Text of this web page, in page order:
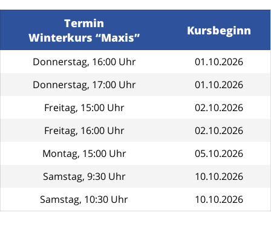
Termin
Winterkurs “Maxis”
Kursbeginn
Donnerstag, 16:00 Uhr
01.10.2026
Donnerstag, 17:00 Uhr
01.10.2026
Freitag, 15:00 Uhr
02.10.2026
Freitag, 16:00 Uhr
02.10.2026
Montag, 15:00 Uhr
05.10.2026
Samstag, 9:30 Uhr
10.10.2026
Samstag, 10:30 Uhr
10.10.2026